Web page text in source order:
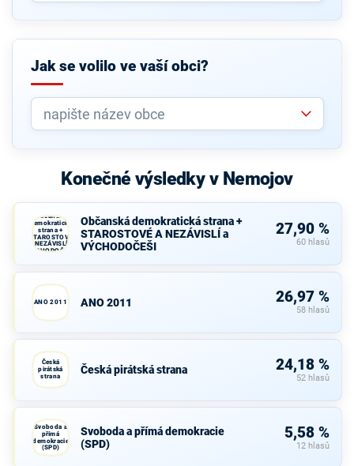
Jak se volilo ve vaší obci?
Konečné výsledky v Nemojov
Občanská
demokratická
strana +
STAROSTOVÉ
A NEZÁVISLÍ a
VÝCHODOČEŠI
Občanská demokratická strana +
STAROSTOVÉ A NEZÁVISLÍ a
VÝCHODOČEŠI
27,90 %
60 hlasů
ANO 2011 ANO 2011 26,97 %
58 hlasů
Česká
pirátská
strana
Česká pirátská strana 24,18 %
52 hlasů
Svoboda a
přímá
demokracie
(SPD)
Svoboda a přímá demokracie
(SPD)
5,58 %
12 hlasů